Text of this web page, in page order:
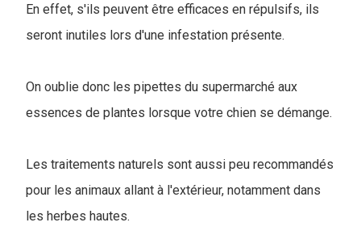
En effet, s'ils peuvent être efficaces en répulsifs, ils
seront inutiles lors d'une infestation présente.
On oublie donc les pipettes du supermarché aux
essences de plantes lorsque votre chien se démange.
Les traitements naturels sont aussi peu recommandés
pour les animaux allant à l'extérieur, notamment dans
les herbes hautes.